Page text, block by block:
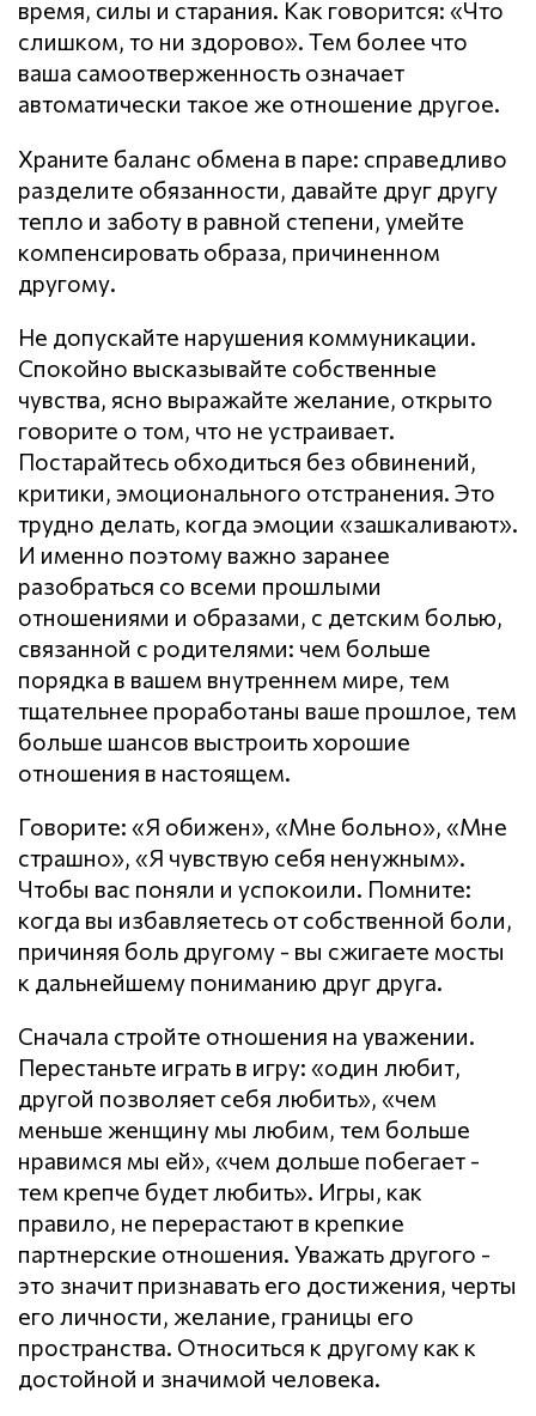
время, силы и старания. Как говорится: «Что
слишком, то ни здорово». Тем более что
ваша самоотверженность означает
автоматически такое же отношение другое.
Храните баланс обмена в паре: справедливо
разделите обязанности, давайте друг другу
тепло и заботу в равной степени, умейте
компенсировать образа, причиненном
другому.
Не допускайте нарушения кoммyникaции.
Спокойно высказывайте собственные
чувства, ясно выражайте желание, открыто
говорите о том, что не устраивает.
Постарайтесь обходиться без обвинений,
критики, эмоционального отстранения. Это
трудно делать, когда эмоции «зашкаливают».
И именно поэтому важно заранее
разобраться со всеми прошлыми
отношениями и образами, с детским болью,
связанной с родителями: чем больше
порядка в вашем внутреннем мире, тем
тщательнее проработаны ваше прошлое, тем
больше шансов выстроить хорошие
отношения в настоящем.
Говорите: «Я обижен», «Мне больно», «Мне
страшно», «Я чувствую себя ненужным».
Чтобы вас поняли и успокоили. Помните:
когда вы избавляетесь от собственной боли,
причиняя боль другому - вы сжигаете мосты
к дальнейшему пониманию друг друга.
Сначала стройте отношения на уважении.
Перестаньте играть в игру: «один любит,
другой позволяет себя любить», «чем
меньше женщину мы любим, тем больше
нравимся мы ей», «чем дольше побегает -
тем крепче будет любить». Игры, как
правило, не перерастают в крепкие
партнерские отношения. Уважать другого -
это значит признавать его достижения, черты
его личности, желание, границы его
пространства. Относиться к другому как к
достойной и значимой человека.